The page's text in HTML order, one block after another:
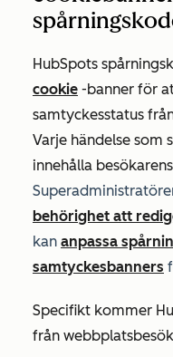
HubSpots
cookie -banner för
samtyckesstatus
Varje händelse som
innehålla
behörighet att
kan anpassa
samtyckesbanners
Specifikt kommer
från